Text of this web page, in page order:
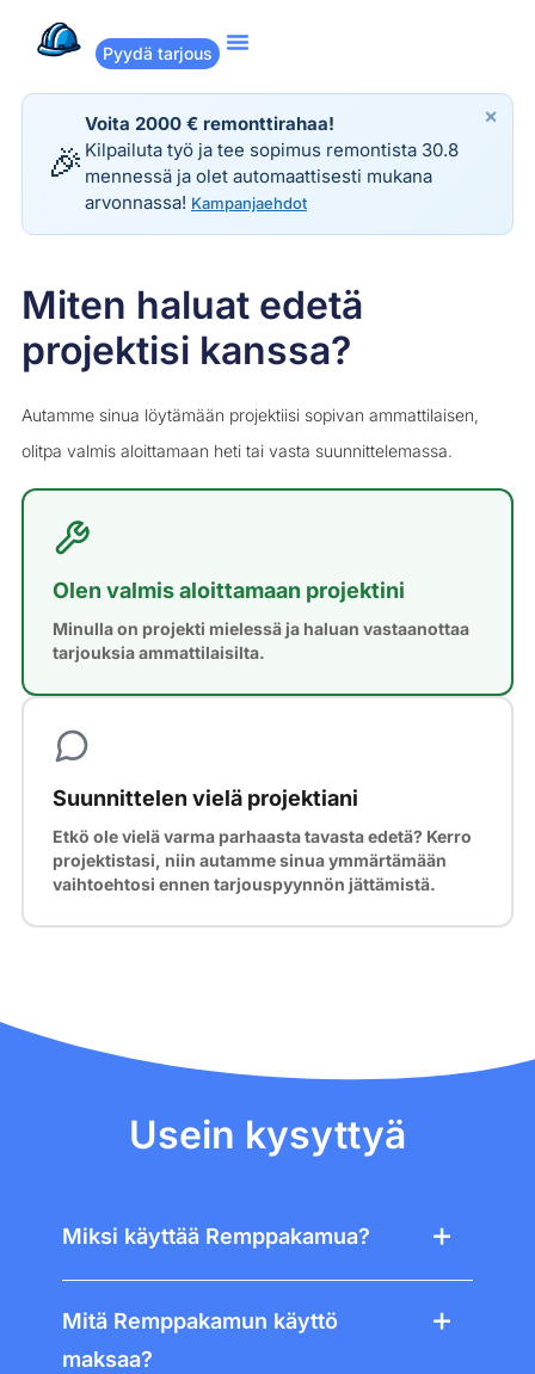
Pyydä tarjous
🎉
Voita 2000 € remonttirahaa!
Kilpailuta työ ja tee sopimus remontista 30.8
mennessä ja olet automaattisesti mukana
arvonnassa! Kampanjaehdot
×
Miten haluat edetä
projektisi kanssa?
Autamme sinua löytämään projektiisi sopivan ammattilaisen,
olitpa valmis aloittamaan heti tai vasta suunnittelemassa.
Olen valmis aloittamaan projektini
Minulla on projekti mielessä ja haluan vastaanottaa
tarjouksia ammattilaisilta.
Suunnittelen vielä projektiani
Etkö ole vielä varma parhaasta tavasta edetä? Kerro
projektistasi, niin autamme sinua ymmärtämään
vaihtoehtosi ennen tarjouspyynnön jättämistä.
Usein kysyttyä
Miksi käyttää Remppakamua?
Mitä Remppakamun käyttö
maksaa?